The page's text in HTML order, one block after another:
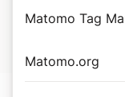
Beten, Herr
Altar.Von
Matomo Tag
Matomo.org